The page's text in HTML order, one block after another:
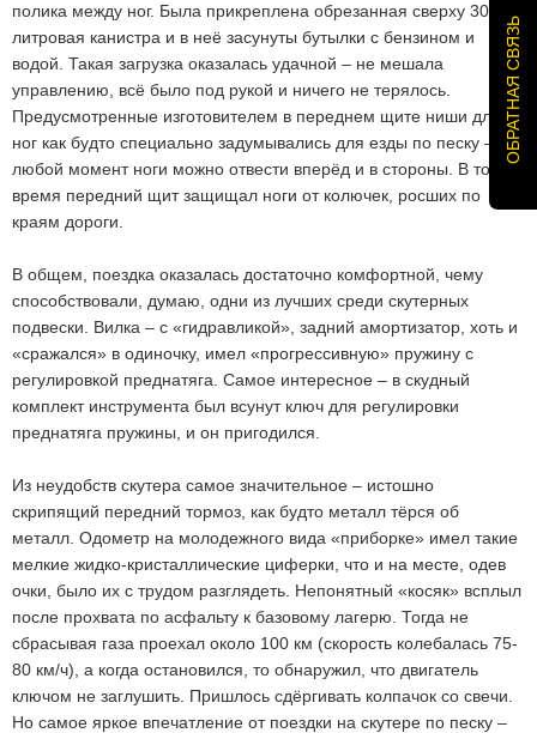
полика между ног. Была прикреплена обрезанная сверху 30-
литровая канистра и в неё засунуты бутылки с бензином и
водой. Такая загрузка оказалась удачной – не мешала
управлению, всё было под рукой и ничего не терялось.
Предусмотренные изготовителем в переднем щите ниши для
ног как будто специально задумывались для езды по песку – в
любой момент ноги можно отвести вперёд и в стороны. В то же
время передний щит защищал ноги от колючек, росших по
краям дороги.
В общем, поездка оказалась достаточно комфортной, чему
способствовали, думаю, одни из лучших среди скутерных
подвески. Вилка – с «гидравликой», задний амортизатор, хоть и
«сражался» в одиночку, имел «прогрессивную» пружину с
регулировкой преднатяга. Самое интересное – в скудный
комплект инструмента был всунут ключ для регулировки
преднатяга пружины, и он пригодился.
Из неудобств скутера самое значительное – истошно
скрипящий передний тормоз, как будто металл тёрся об
металл. Одометр на молодежного вида «приборке» имел такие
мелкие жидко-кристаллические циферки, что и на месте, одев
очки, было их с трудом разглядеть. Непонятный «косяк» всплыл
после прохвата по асфальту к базовому лагерю. Тогда не
сбрасывая газа проехал около 100 км (скорость колебалась 75-
80 км/ч), а когда остановился, то обнаружил, что двигатель
ключом не заглушить. Пришлось сдёргивать колпачок со свечи.
Но самое яркое впечатление от поездки на скутере по песку –
ОБРАТНАЯ СВЯЗЬ